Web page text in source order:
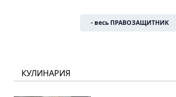
- весь ПРАВОЗАЩИТНИК
КУЛИНАРИЯ